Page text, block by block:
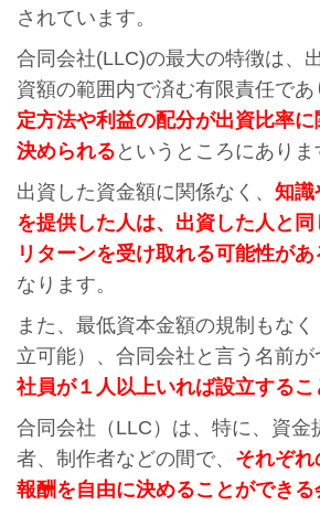
されています。
合同会社(LLC)の最大の特徴は、
資額の範囲内で済む有限責任であ
定方法や利益の配分が出資比率
決められる というところにありま
出資した資金額に関係なく、 知識
を提供した人は、出資した人と
リターンを受け取れる可能性があ
なります。
また、最低資本金額の規制もな
立可能）、合同会社と言う名前が
社員が１人以上いれば設立する
合同会社（LLC）は、特に、資金
者、制作者などの間で、 それぞ
報酬を自由に決めることができ